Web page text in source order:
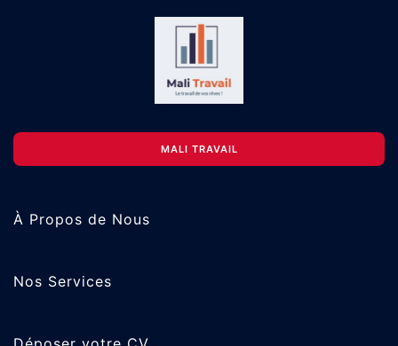
MALI TRAVAIL
À Propos de Nous
Nos Services